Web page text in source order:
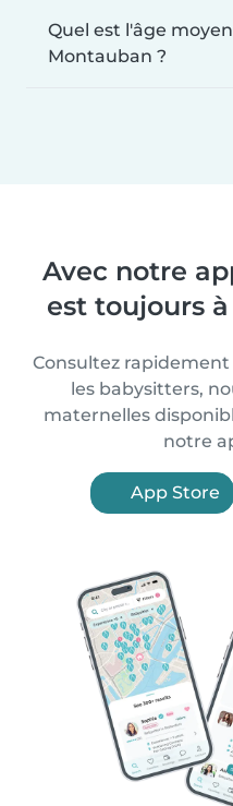
Quel est l'âge
Montauban ?
Avec notre
est toujours
Consultez
les babysitters,
maternelles
notre
App Store